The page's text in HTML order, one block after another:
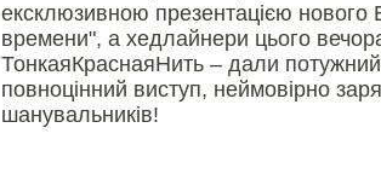
ексклюзивною презентацією нового
времени", а хедлайнери цього
ТонкаяКраснаяНить – дали потужний
повноцінний виступ, неймовірно
шанувальників!